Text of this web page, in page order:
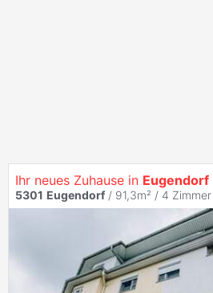
Ihr neues Zuhause in Eugendorf
5301 Eugendorf / 91,3m² / 4 Zimmer